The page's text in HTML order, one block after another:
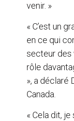
venir. »
« C’est un
en ce qui
secteur des
rôle
», a déclaré
Canada.
« Cela dit,